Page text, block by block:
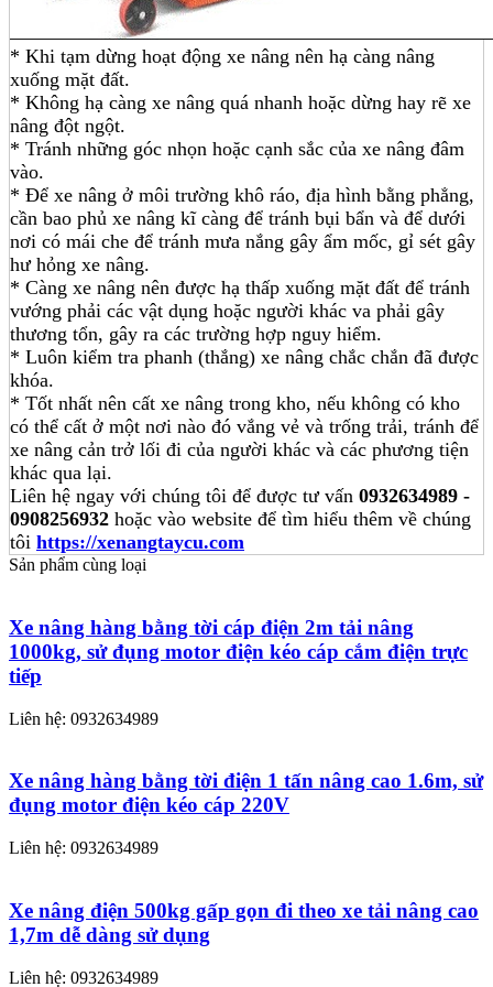
* Khi tạm dừng hoạt động xe nâng nên hạ càng nâng
xuống mặt đất.
* Không hạ càng xe nâng quá nhanh hoặc dừng hay rẽ xe
nâng đột ngột.
* Tránh những góc nhọn hoặc cạnh sắc của xe nâng đâm
vào.
* Để xe nâng ở môi trường khô ráo, địa hình bằng phẳng,
cần bao phủ xe nâng kĩ càng để tránh bụi bẩn và để dưới
nơi có mái che để tránh mưa nắng gây ẩm mốc, gỉ sét gây
hư hỏng xe nâng.
* Càng xe nâng nên được hạ thấp xuống mặt đất để tránh
vướng phải các vật dụng hoặc người khác va phải gây
thương tổn, gây ra các trường hợp nguy hiểm.
* Luôn kiểm tra phanh (thắng) xe nâng chắc chắn đã được
khóa.
* Tốt nhất nên cất xe nâng trong kho, nếu không có kho
có thể cất ở một nơi nào đó vắng vẻ và trống trải, tránh để
xe nâng cản trở lối đi của người khác và các phương tiện
khác qua lại.
Liên hệ ngay với chúng tôi để được tư vấn 0932634989 -
0908256932 hoặc vào website để tìm hiểu thêm về chúng
tôi https://xenangtaycu.com
Sản phẩm cùng loại
Xe nâng hàng bằng tời cáp điện 2m tải nâng
1000kg, sử đụng motor điện kéo cáp cắm điện trực
tiếp
Liên hệ: 0932634989
Xe nâng hàng bằng tời điện 1 tấn nâng cao 1.6m, sử
đụng motor điện kéo cáp 220V
Liên hệ: 0932634989
Xe nâng điện 500kg gấp gọn đi theo xe tải nâng cao
1,7m dễ dàng sử dụng
Liên hệ: 0932634989